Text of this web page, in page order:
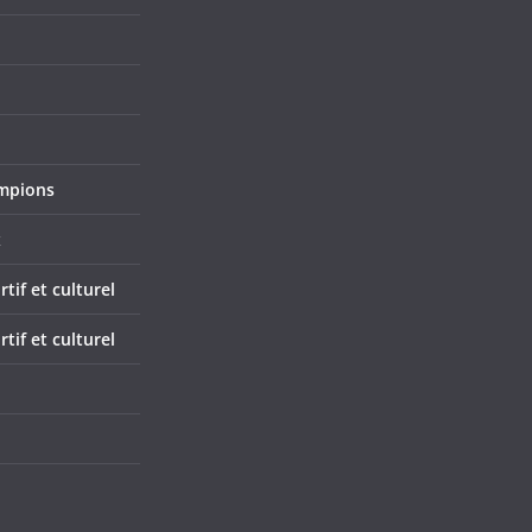
et culturel
et culturel